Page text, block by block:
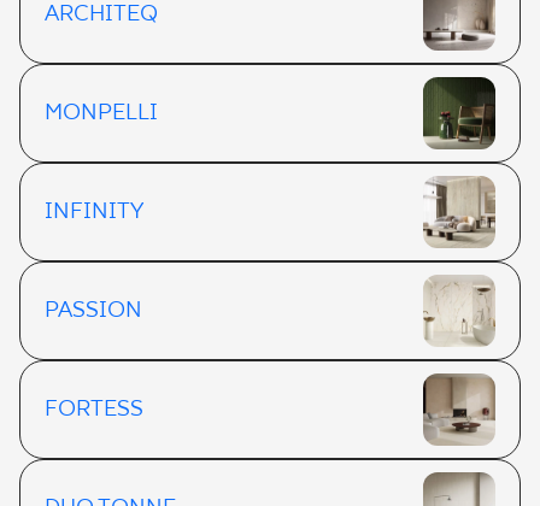
ARCHITEQ
MONPELLI
INFINITY
PASSION
FORTESS